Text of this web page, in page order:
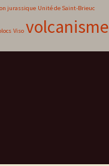
jurassique Unité de Saint-Brieuc
Viso volcanisme